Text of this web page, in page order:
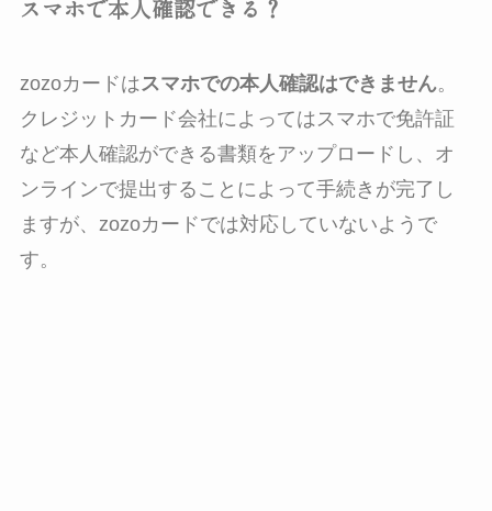
スマホで本人確認できる？
zozoカードはスマホでの本人確認はできません。
クレジットカード会社によってはスマホで免許証
など本人確認ができる書類をアップロードし、オ
ンラインで提出することによって手続きが完了し
ますが、zozoカードでは対応していないようで
す。